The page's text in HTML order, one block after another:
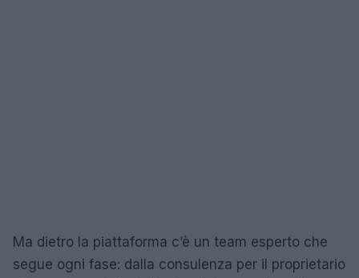
Ma dietro la piattaforma c’è un team esperto che
segue ogni fase: dalla consulenza per il proprietario